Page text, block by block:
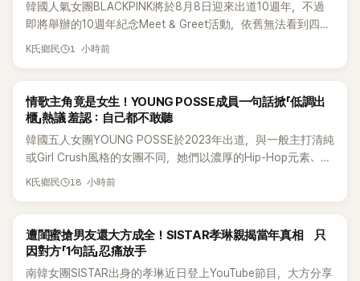
韓國人氣女團BLACKPINK將於8月8日迎來出道10週年，不過
即將舉辦的10週年紀念Meet & Greet活動，依舊無法看到四人
合體。根據韓媒《MyDaily》7日報導，當天將由Jisoo（智秀）、
K氏鄉民 1 小時前
K-POP
情歌主角竟是女生！YOUNG POSSE成員一句話掀「低調出
櫃」熱議 羞認：自己都不敢聽
韓國五人女團YOUNG POSSE於2023年出道，與一般主打清純
或Girl Crush風格的女團不同，她們以濃厚的Hip-Hop元素、自
創Rap及成員親自參與創作為特色，MV也融入美式街頭、塗
為第五代女團中極具辨識度的新生代代表之一。
K氏鄉民 18 小時前
K-POP
遭閨蜜搶男友還大方成全！SISTAR孝琳親揭當年真相 只
因對方「1句話」忍痛放手
南韓女團SISTAR出身的孝琳近日登上YouTube節目，大方分享